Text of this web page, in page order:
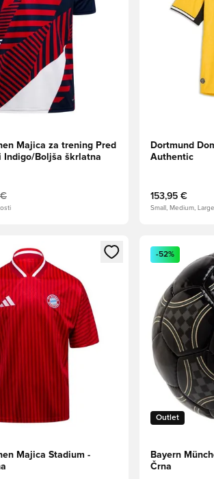
Majica za trening Pred
Indigo/Boljša škrlatna
Dortmund
Authentic
153,95 €
Small, Medium,
prijavo ali vpis kot član
Majica Stadium -
Odpre Modal
Outlet
-52%
Bayern
Črna